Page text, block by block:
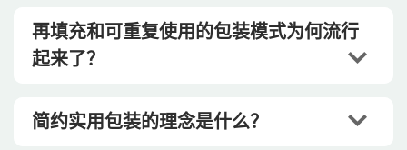
再填充和可重复使用的包装模式为何流行
起来了？
简约实用包装的理念是什么？